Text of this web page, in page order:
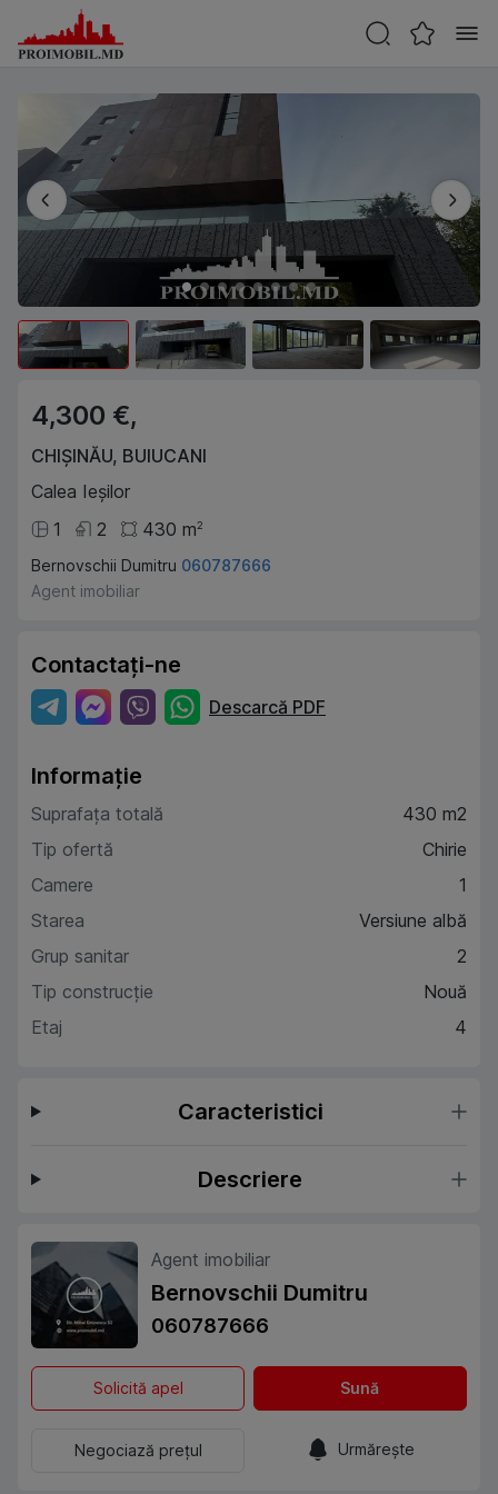
4,300 €,
CHIȘINĂU, BUIUCANI
Calea Ieșilor
1
2 430 m2
Bernovschii Dumitru 060787666
Agent imobiliar
Contactați-ne
Descarcă PDF
Informație
Suprafața totală
430 m2
Tip ofertă
Chirie
Camere
1
Starea
Versiune albă
Grup sanitar
2
Tip construcție
Nouă
Etaj
4
Caracteristici
Descriere
Agent imobiliar
Bernovschii Dumitru
060787666
Solicită apel Sună
Negociază prețul Urmărește